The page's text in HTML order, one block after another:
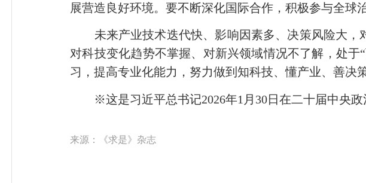
展营造良好环境。要不断深化国际合作，积极参与全球
未来产业技术迭代快、影响因素多、决策风险大，
对科技变化趋势不掌握、对新兴领域情况不了解，处
习，提高专业化能力，努力做到知科技、懂产业、善决策
※这是习近平总书记2026年1月30日在二十届中央政
来源：《求是》杂志